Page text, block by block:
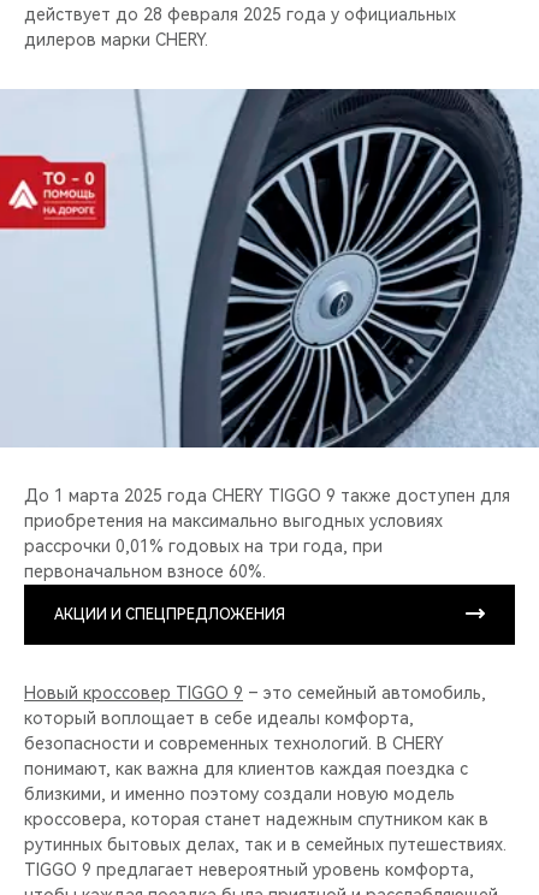
действует до 28 февраля 2025 года у официальных
дилеров марки CHERY.
До 1 марта 2025 года CHERY TIGGO 9 также доступен для
приобретения на максимально выгодных условиях
рассрочки 0,01% годовых на три года, при
первоначальном взносе 60%.
АКЦИИ И СПЕЦПРЕДЛОЖЕНИЯ
Новый кроссовер TIGGO 9 – это семейный автомобиль,
который воплощает в себе идеалы комфорта,
безопасности и современных технологий. В CHERY
понимают, как важна для клиентов каждая поездка с
близкими, и именно поэтому создали новую модель
кроссовера, которая станет надежным спутником как в
рутинных бытовых делах, так и в семейных путешествиях.
TIGGO 9 предлагает невероятный уровень комфорта,